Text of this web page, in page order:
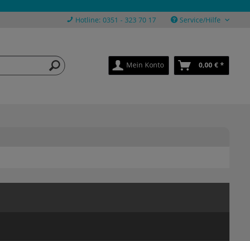
Hotline: 0351 - 323 70 17 Service/Hilfe
Mein Konto 0,00 € *